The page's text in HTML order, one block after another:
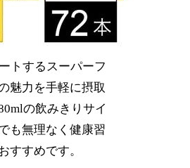
トするスーパーフ
魅力を手軽に摂取
の飲みきりサイ
も無理なく健康習
すすめです。